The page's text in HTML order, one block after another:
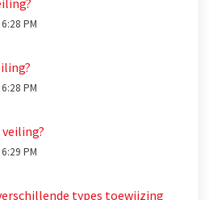
PM
PM
veiling?
PM
types toewijzing